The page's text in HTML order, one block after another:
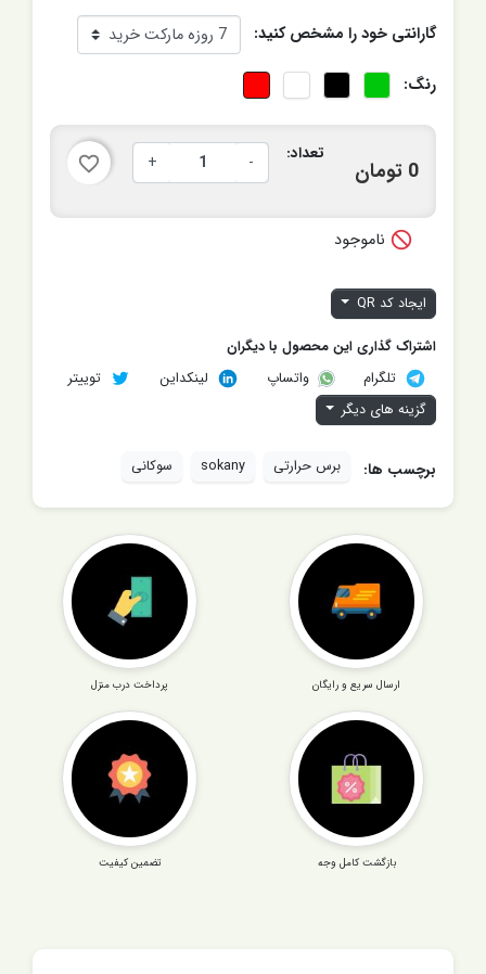
گارانتی خود را مشخص کنید:
رنگ:
0 تومان
تعداد: -
+
favorite_border
 ناموجود
ایجاد کد QR
اشتراک گذاری این محصول با دیگران
تلگرام
واتساپ لینکداین
توییتر
گزینه های دیگر
برچسب ها: برس حرارتی sokany سوکانی
ارسال سریع و رایگان پرداخت درب منزل
بازگشت کامل وجه تضمین کیفیت